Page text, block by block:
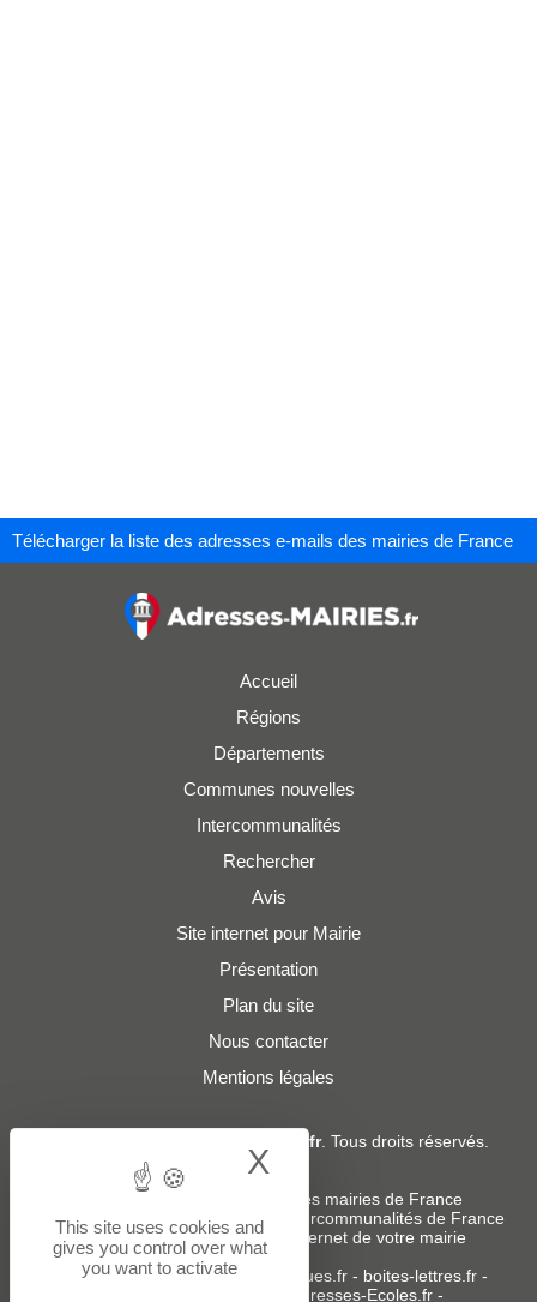
Télécharger la liste des adresses e-mails des mairies de France
Accueil
Régions
Départements
Communes nouvelles
Intercommunalités
Rechercher
Avis
Site internet pour Mairie
Présentation
Plan du site
Nous contacter
Mentions légales
Adresses-Mairies.fr. Tous droits réservés.
Services :
Liste des adresses e-mails des mairies de France
Liste des adresses e-mails des intercommunalités de France
-Création ou refonte du site internet de votre mairie
Sites partenaires:donneespubliques.fr- boites-lettres.fr-
Adresses-Ecoles.fr -
This site uses cookies and
gives you control over what
you want to activate
X